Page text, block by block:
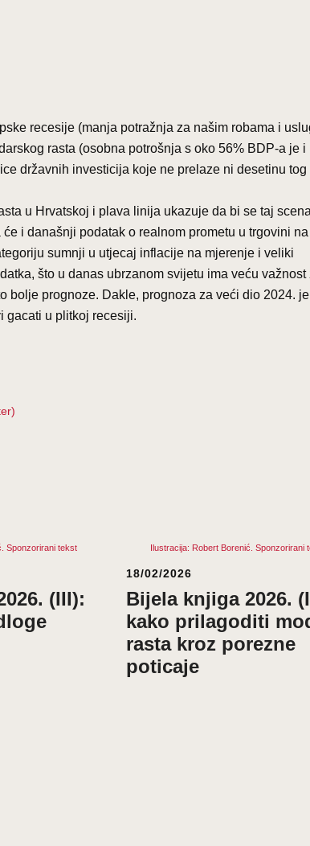
recesije (manja potražnja za našim robama i
rasta (osobna potrošnja s oko 56% BDP-a je i
državnih investicija koje ne prelaze ni desetinu tog
u Hrvatskoj i plava linija ukazuje da bi se taj
će i današnji podatak o realnom prometu u trgovini
sumnji u utjecaj inflacije na mjerenje i veliki
što u danas ubrzanom svijetu ima veću važnost
bolje prognoze. Dakle, prognoza za veći dio 2024.
gacati u plitkoj recesiji.
Sponzorirani tekst
(III):
Ilustracija: Robert Borenić. Sponzorirani
18/02/2026
Bijela knjiga 2026.
kako prilagoditi
rasta kroz porezne
poticaje